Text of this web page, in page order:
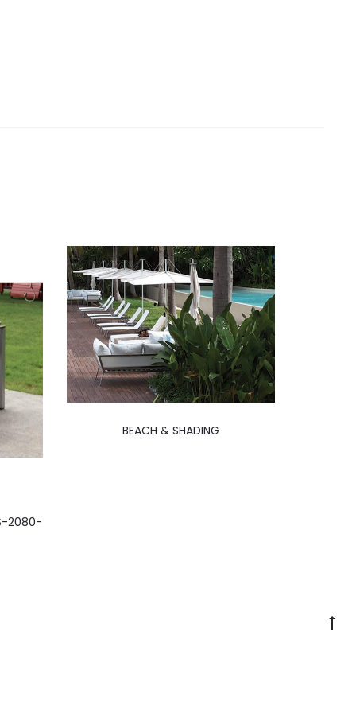
2080-
BEACH & SHADING